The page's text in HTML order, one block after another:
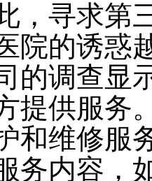
寻求第三
院的诱惑
的调查显
提供服务
和维修服
务内容，